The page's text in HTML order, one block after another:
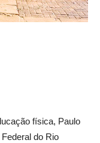
física, Paulo
do Rio